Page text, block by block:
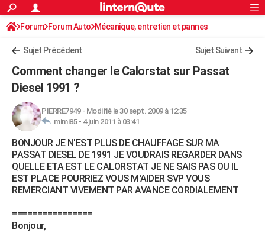
ACTUALITÉS
Politique
Société
Faits Divers
Education
Monde
Villes
+
Programme TV
TNTStreaming
Cinéma
Sorties cinéma
Musique
+FINANCE
Retraite
Impôts
Epargne
Immobilier
Risques naturels par ville
Banque
Assurance
Crédit
AUTO
Essais
Réserver un essai
Citadines
Berlines
SUV
Forum auto
HIGH-TECH
Mobiles
Meilleur smartphone
Internet
Ordinateurs
Jeux vidéo
Guide high-tech
BRICOLAGE
Forum
Aménagement intérieur
Extérieur
Cuisine
Salle de bains
Jardinage
Rangement
WEEK-END
Art de vivre
Bien-être
Loisirs
Mode
Modes de vie
SANTE
Rechercher
S'inscrire
Connexion
Forum Forum Auto Mécanique, entretien et pannes
Sujet Précédent Sujet Suivant
Comment changer le Calorstat sur Passat
Diesel 1991 ?
PIERRE7949- Modifié le 30 sept. 2009 à 12:35
mimi85 - 4 juin 2011 à 03:41
BONJOUR JE N'EST PLUS DE CHAUFFAGE SUR MA
PASSAT DIESEL DE 1991 JE VOUDRAIS REGARDER DANS
QUELLE ETA EST LE CALORSTAT JE NE SAIS PAS OU IL
EST PLACE POURRIEZ VOUS M'AIDER SVP VOUS
REMERCIANT VIVEMENT PAR AVANCE CORDIALEMENT
================
Bonjour,